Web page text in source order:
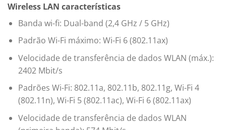
Wireless LAN características
Banda wi-fi: Dual-band (2,4 GHz / 5 GHz)
Padrão Wi-Fi máximo: Wi-Fi 6 (802.11ax)
Velocidade de transferência de dados WLAN (máx.):
2402 Mbit/s
Padrões Wi-Fi: 802.11a, 802.11b, 802.11g, Wi-Fi 4
(802.11n), Wi-Fi 5 (802.11ac), Wi-Fi 6 (802.11ax)
Velocidade de transferência de dados WLAN